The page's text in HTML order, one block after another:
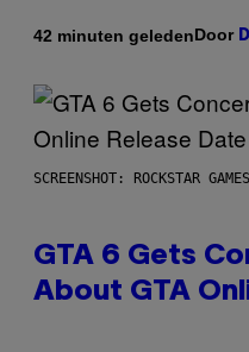
42 minuten geledenDoor
SCREENSHOT: ROCKSTAR GAMES
GTA 6 Gets
About GTA